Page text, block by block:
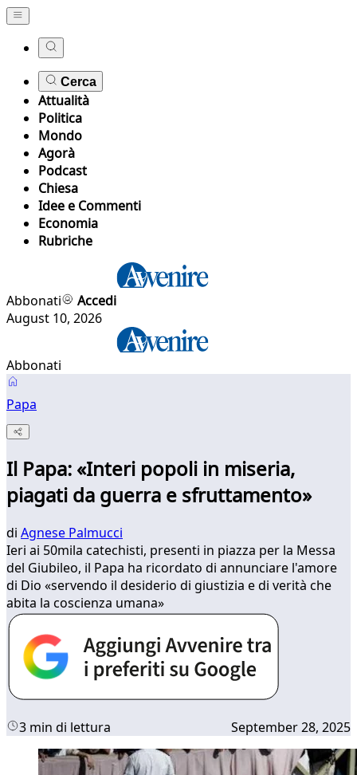
Cerca
Attualità
Politica
Mondo
Agorà
Podcast
Chiesa
Idee e Commenti
Economia
Rubriche
Abbonati
Accedi
August 10, 2026
Abbonati
Papa
Il Papa: «Interi popoli in miseria,
piagati da guerra e sfruttamento»
di Agnese Palmucci
Ieri ai 50mila catechisti, presenti in piazza per la Messa
del Giubileo, il Papa ha ricordato di annunciare l'amore
di Dio «servendo il desiderio di giustizia e di verità che
abita la coscienza umana»
3 min di lettura September 28, 2025